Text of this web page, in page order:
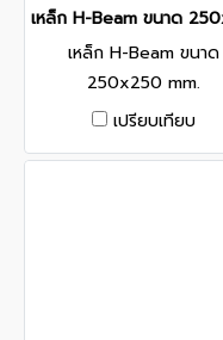
เหล็ก H-Beam ขนาด
เหล็ก H-Beam ขนาด
250x250 mm.
เปรียบเทียบ